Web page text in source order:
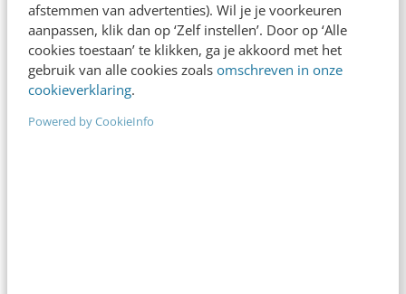
afstemmen van advertenties). Wil je je voorkeuren
aanpassen, klik dan op ‘Zelf instellen’. Door op ‘Alle
cookies toestaan’ te klikken, ga je akkoord met het
gebruik van alle cookies zoals omschreven in onze
cookieverklaring.
Powered by CookieInfo
MARKETING